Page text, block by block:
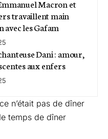
Macron et
travaillent main
avec les Gafam
Dani : amour,
aux enfers
n’était pas de dîner
temps de dîner